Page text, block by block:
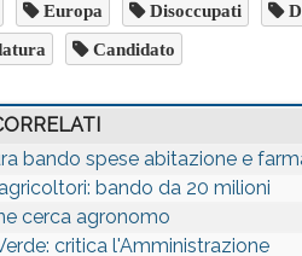
Europa Disoccupati
Candidato
bando spese abitazione e
bando da 20 milioni
cerca agronomo
critica l'Amministrazione